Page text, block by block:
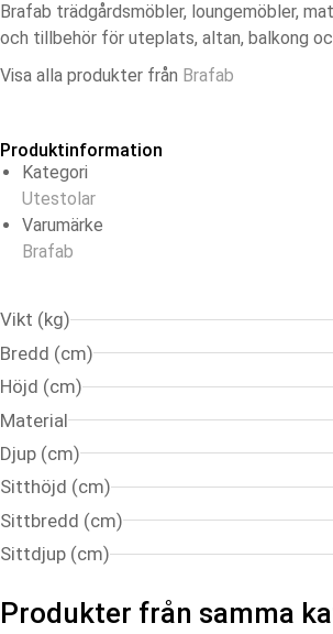
Brafab trädgårdsmöbler, loungemöbler,
och tillbehör för uteplats, altan, balkong
Visa alla produkter från Brafab
Produktinformation
Kategori
Utestolar
Varumärke
Brafab
Vikt (kg)
Bredd (cm)
Höjd (cm)
Material
Djup (cm)
Sitthöjd (cm)
Sittbredd (cm)
Sittdjup (cm)
Produkter från samma